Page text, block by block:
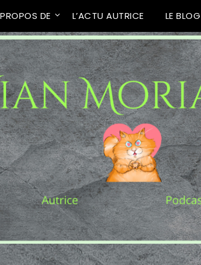
DE L’ACTU AUTRICE LE BLOG